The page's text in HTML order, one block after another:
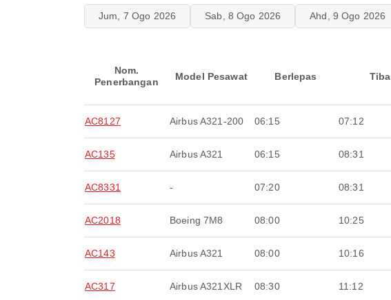
Jum, 7 Ogo 2026 Sab, 8 Ogo 2026 Ahd, 9 Ogo 2026
Nom.
Penerbangan
Model Pesawat Berlepas Tiba
AC8127 Airbus A321-200 06:15 07:12
AC135 Airbus A321 06:15 08:31
AC8331 - 07:20 08:31
AC2018 Boeing 7M8 08:00 10:25
AC143 Airbus A321 08:00 10:16
AC317 Airbus A321XLR 08:30 11:12